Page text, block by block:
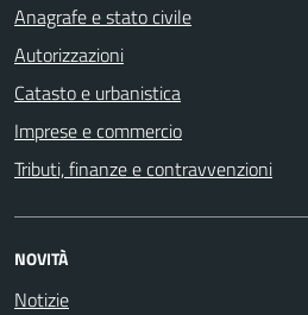
Anagrafe e stato civile
Autorizzazioni
Catasto e urbanistica
Imprese e commercio
Tributi, finanze e contravvenzioni
NOVITÀ
Notizie